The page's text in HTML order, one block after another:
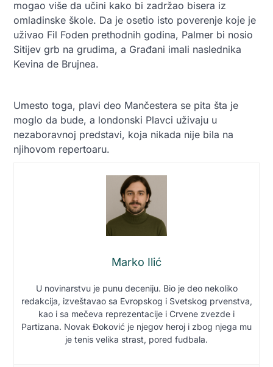
mogao više da učini kako bi zadržao bisera iz
omladinske škole. Da je osetio isto poverenje koje je
uživao Fil Foden prethodnih godina, Palmer bi nosio
Sitijev grb na grudima, a Građani imali naslednika
Kevina de Brujnea.
Umesto toga, plavi deo Mančestera se pita šta je
moglo da bude, a londonski Plavci uživaju u
nezaboravnoj predstavi, koja nikada nije bila na
njihovom repertoaru.
Marko Ilić
U novinarstvu je punu deceniju. Bio je deo nekoliko
redakcija, izveštavao sa Evropskog i Svetskog prvenstva,
kao i sa mečeva reprezentacije i Crvene zvezde i
Partizana. Novak Đoković je njegov heroj i zbog njega mu
je tenis velika strast, pored fudbala.